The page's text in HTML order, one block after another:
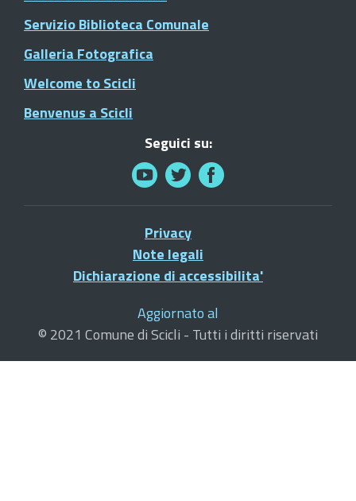
Servizio Biblioteca Comunale
Galleria Fotografica
Welcome to Scicli
Benvenus a Scicli
Seguici su:
Privacy
Note legali
Dichiarazione di accessibilita'
Aggiornato al
© 2021 Comune di Scicli - Tutti i diritti riservati